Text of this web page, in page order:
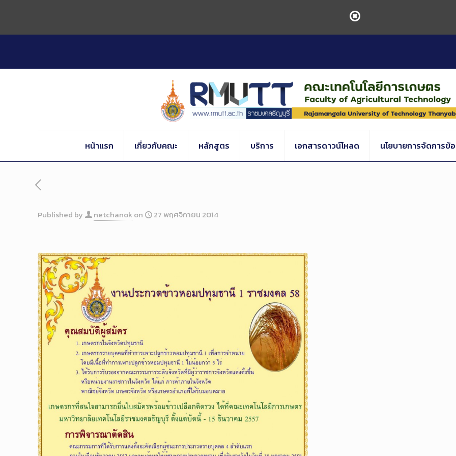
Content
หน้าแรก เกี่ยวกับคณะ หลักสูตร บริการ เอกสารดาวน์โหลด นโยบายการจัดการข้
Published by netchanokon 27 พฤศจิกายน 2014